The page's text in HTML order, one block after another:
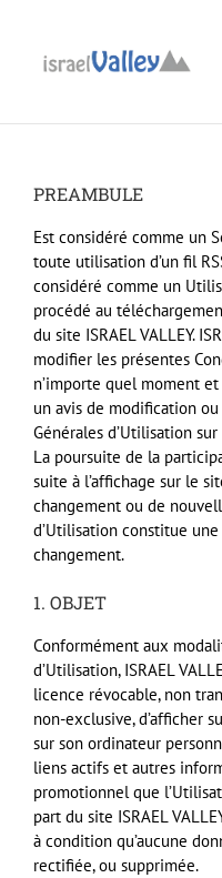
Ouvrir la barre d’outils
contenu
PREAMBULE
Est considéré comme un
toute utilisation d’un fil
considéré comme un
procédé au
du site ISRAEL VALLEY.
modifier les présentes
n’importe quel moment
un avis de modification
Générales d’Utilisation
La poursuite de la
suite à l’affichage sur le
changement ou de
d’Utilisation constitue
changement.
1. OBJET
Conformément aux
d’Utilisation, ISRAEL
licence révocable, non
non-exclusive, d’afficher
sur son ordinateur
liens actifs et autres
promotionnel que
part du site ISRAEL
à condition qu’aucune
rectifiée, ou supprimée.